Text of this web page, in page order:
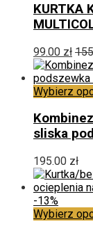
KURTKA
99.00 zł
Wybierz
sliska
195.00 zł
-13%
Wybierz